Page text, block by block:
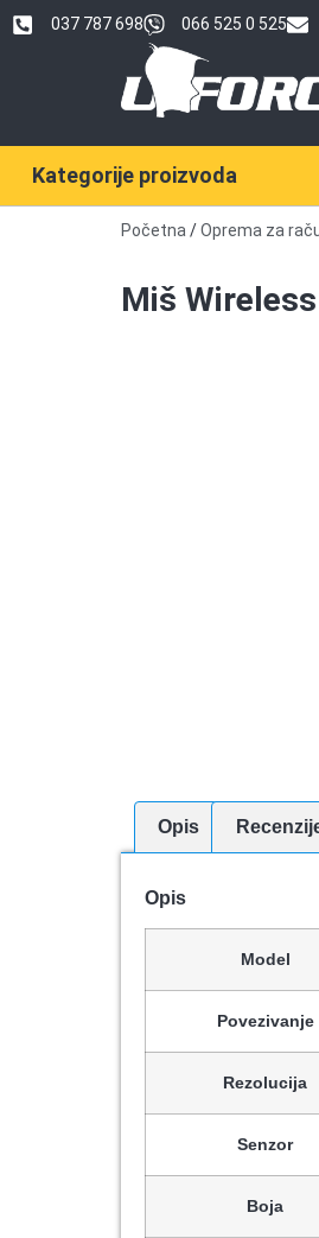
037 787 698 066 525 0 525
Kategorije proizvoda
Početna /Oprema za
Miš
Opis
Opis
Model
Povezivanje
Rezolucija
Senzor
Boja